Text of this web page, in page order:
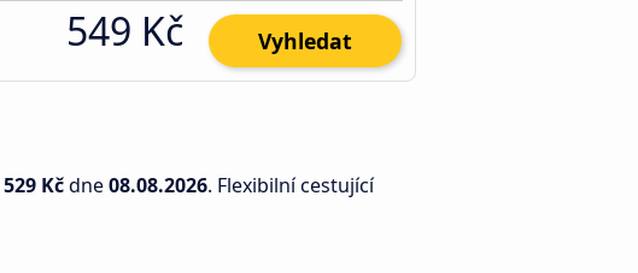
549 Kč Vyhledat
529 Kčdne08.08.2026. Flexibilní cestující